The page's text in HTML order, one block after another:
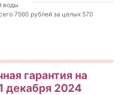
воды
7560 рублей за целых 570
гарантия на
декабря 2024